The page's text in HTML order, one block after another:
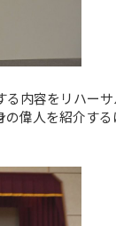
内容をリハー
偉人を紹介す